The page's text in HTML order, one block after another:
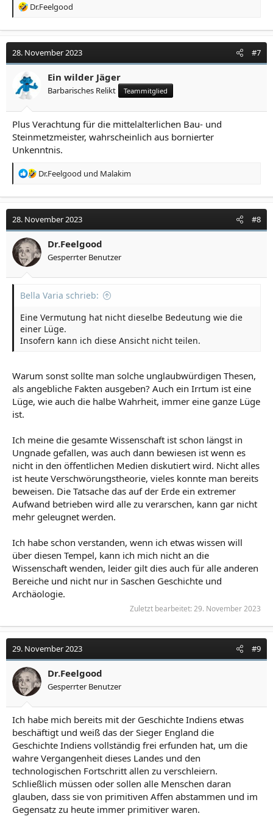
R
a
t
i
n
e
Dr.Feelgood
28. November 2023 #7
Ein wilder Jäger
Barbarisches Relikt Teammitglied
Plus Verachtung für die mittelalterlichen Bau- und
Steinmetzmeister, wahrscheinlich aus bornierter
Unkenntnis.
R
a
t
i
n
e
Dr.Feelgood und Malakim
28. November 2023 #8
Dr.Feelgood
Gesperrter Benutzer
Bella Varia schrieb:
Eine Vermutung hat nicht dieselbe Bedeutung wie die
einer Lüge.
Insofern kann ich diese Ansicht nicht teilen.
Warum sonst sollte man solche unglaubwürdigen Thesen,
als angebliche Fakten ausgeben? Auch ein Irrtum ist eine
Lüge, wie auch die halbe Wahrheit, immer eine ganze Lüge
ist.
Ich meine die gesamte Wissenschaft ist schon längst in
Ungnade gefallen, was auch dann bewiesen ist wenn es
nicht in den öffentlichen Medien diskutiert wird. Nicht alles
ist heute Verschwörungstheorie, vieles konnte man bereits
beweisen. Die Tatsache das auf der Erde ein extremer
Aufwand betrieben wird alle zu verarschen, kann gar nicht
mehr geleugnet werden.
Ich habe schon verstanden, wenn ich etwas wissen will
über diesen Tempel, kann ich mich nicht an die
Wissenschaft wenden, leider gilt dies auch für alle anderen
Bereiche und nicht nur in Saschen Geschichte und
Archäologie.
Zuletzt bearbeitet: 29. November 2023
29. November 2023 #9
Dr.Feelgood
Gesperrter Benutzer
Ich habe mich bereits mit der Geschichte Indiens etwas
beschäftigt und weiß das der Sieger England die
Geschichte Indiens vollständig frei erfunden hat, um die
wahre Vergangenheit dieses Landes und den
technologischen Fortschritt allen zu verschleiern.
Schließlich müssen oder sollen alle Menschen daran
glauben, dass sie von primitiven Affen abstammen und im
Gegensatz zu heute immer primitiver waren.